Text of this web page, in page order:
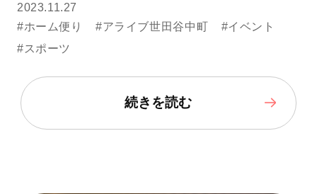
2023.11.27
#ホーム便り
#アライブ世田谷中町
#イベント
#スポーツ
続きを読む